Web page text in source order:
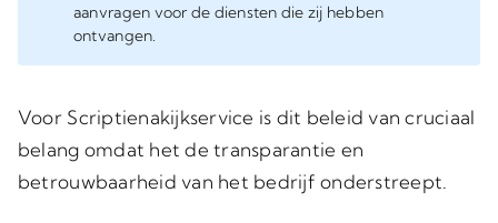
aanvragen voor de diensten die zij hebben
ontvangen.
Voor Scriptienakijkservice is dit beleid van cruciaal
belang omdat het de transparantie en
betrouwbaarheid van het bedrijf onderstreept.